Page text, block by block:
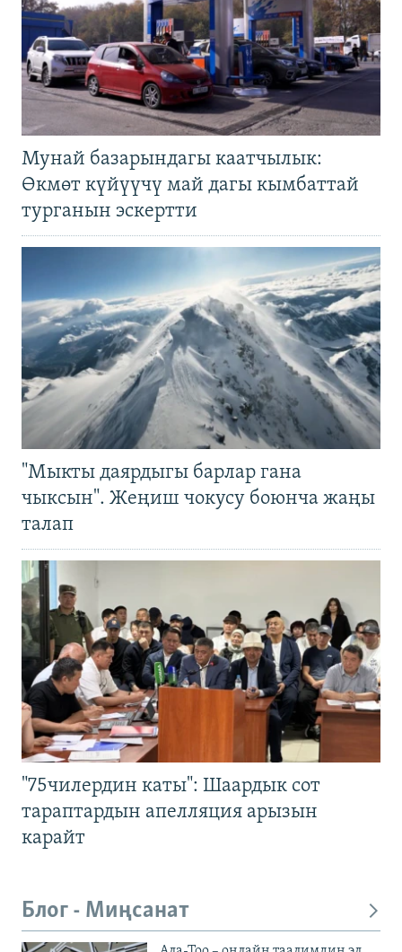
Мунай базарындагы каатчылык:
Өкмөт күйүүчү май дагы кымбаттай
турганын эскертти
"Мыкты даярдыгы барлар гана
чыксын". Жеңиш чокусу боюнча жаңы
талап
"75чилердин каты": Шаардык сот
тараптардын апелляция арызын
карайт
Блог - Миңсанат